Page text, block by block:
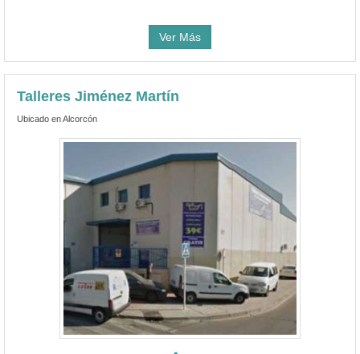
Ver Más
Talleres Jiménez Martín
Ubicado en Alcorcón